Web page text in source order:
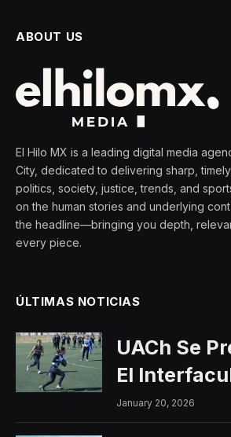
ABOUT US
El Hilo MX is a leading digital media
City, dedicated to delivering sharp,
politics, society, justice, trends, and
on the human stories and underlying
the headline—bringing you depth,
every piece.
ÚLTIMAS NOTICIAS
UACh Se
El
2026
January 20, 2026